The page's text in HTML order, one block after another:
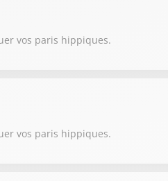
vos paris hippiques.
vos paris hippiques.